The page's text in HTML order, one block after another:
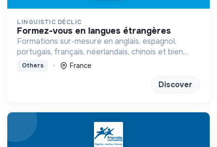
LINGUISTIC DÉCLIC
formez-vous en langues étrangères
Formations sur-mesure en anglais, espagnol,
portugais, français, néerlandais, chinois et bien
d'autres à distance ou en présentiel
Others France
Discover